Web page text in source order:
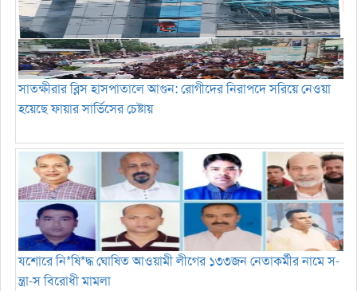
সাতক্ষীরার ব্লিস হাসপাতালে আগুন: রোগীদের নিরাপদে সরিয়ে নেওয়া
হয়েছে ফায়ার সার্ভিসের চেষ্টায়
যশোরে নি*ষি*দ্ধ ঘোষিত আওয়ামী লীগের ১৩৩জন নেতাকর্মীর নামে স-
ন্ত্রা-স বিরোধী মামলা